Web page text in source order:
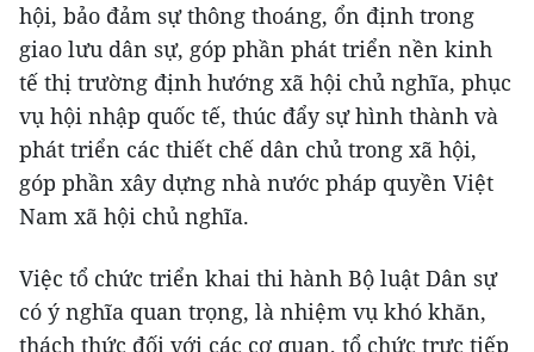
hội, bảo đảm sự thông thoáng, ổn định trong
giao lưu dân sự, góp phần phát triển nền kinh
tế thị trường định hướng xã hội chủ nghĩa, phục
vụ hội nhập quốc tế, thúc đẩy sự hình thành và
phát triển các thiết chế dân chủ trong xã hội,
góp phần xây dựng nhà nước pháp quyền Việt
Nam xã hội chủ nghĩa.
Việc tổ chức triển khai thi hành Bộ luật Dân sự
có ý nghĩa quan trọng, là nhiệm vụ khó khăn,
thách thức đối với các cơ quan, tổ chức trực tiếp